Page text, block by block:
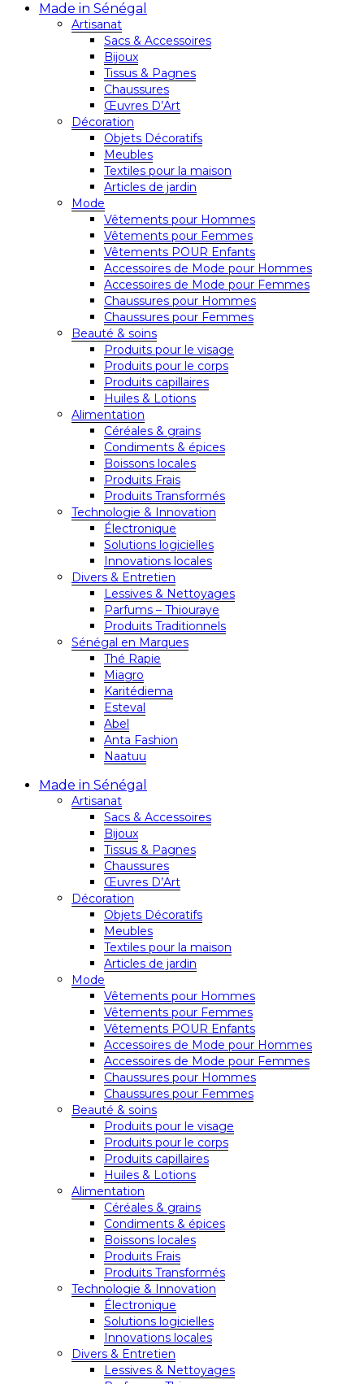
Made in Sénégal
Artisanat
Sacs & Accessoires
Bijoux
Tissus & Pagnes
Chaussures
Œuvres D’Art
Décoration
Objets Décoratifs
Meubles
Textiles pour la maison
Articles de jardin
Mode
Vêtements pour Hommes
Vêtements pour Femmes
Vêtements POUR Enfants
Accessoires de Mode pour Hommes
Accessoires de Mode pour Femmes
Chaussures pour Hommes
Chaussures pour Femmes
Beauté & soins
Produits pour le visage
Produits pour le corps
Produits capillaires
Huiles & Lotions
Alimentation
Céréales & grains
Condiments & épices
Boissons locales
Produits Frais
Produits Transformés
Technologie & Innovation
Électronique
Solutions logicielles
Innovations locales
Divers & Entretien
Lessives & Nettoyages
Parfums – Thiouraye
Produits Traditionnels
Sénégal en Marques
Thé Rapie
Miagro
Karitédiema
Esteval
Abel
Anta Fashion
Naatuu
Made in Sénégal
Artisanat
Sacs & Accessoires
Bijoux
Tissus & Pagnes
Chaussures
Œuvres D’Art
Décoration
Objets Décoratifs
Meubles
Textiles pour la maison
Articles de jardin
Mode
Vêtements pour Hommes
Vêtements pour Femmes
Vêtements POUR Enfants
Accessoires de Mode pour Hommes
Accessoires de Mode pour Femmes
Chaussures pour Hommes
Chaussures pour Femmes
Beauté & soins
Produits pour le visage
Produits pour le corps
Produits capillaires
Huiles & Lotions
Alimentation
Céréales & grains
Condiments & épices
Boissons locales
Produits Frais
Produits Transformés
Technologie & Innovation
Électronique
Solutions logicielles
Innovations locales
Divers & Entretien
Lessives & Nettoyages